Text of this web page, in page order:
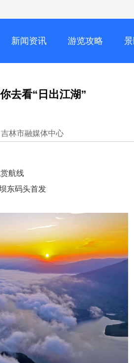
新闻资讯
1794921507456905218
游览攻略
去看“日出江湖”
林市融媒体中心
航线
东码头首发